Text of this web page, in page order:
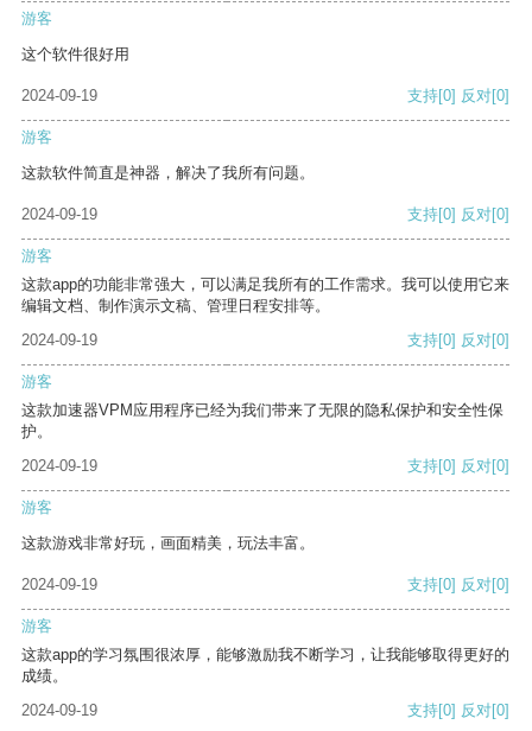
游客
这个软件很好用
2024-09-19 支持[0] 反对[0]
游客
这款软件简直是神器，解决了我所有问题。
2024-09-19 支持[0] 反对[0]
游客
这款app的功能非常强大，可以满足我所有的工作需求。我可以使用它来
编辑文档、制作演示文稿、管理日程安排等。
2024-09-19
支持[0] 反对[0]
游客
这款加速器VPM应用程序已经为我们带来了无限的隐私保护和安全性保
护。
2024-09-19
支持[0] 反对[0]
游客
这款游戏非常好玩，画面精美，玩法丰富。
2024-09-19 支持[0] 反对[0]
游客
这款app的学习氛围很浓厚，能够激励我不断学习，让我能够取得更好的
成绩。
2024-09-19
支持[0] 反对[0]